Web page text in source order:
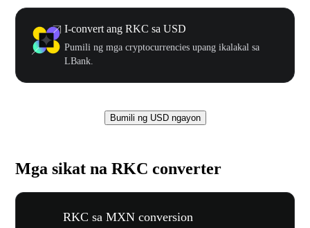
I-convert ang RKC sa USD
Pumili ng mga cryptocurrencies upang ikalakal sa
LBank.
Bumili ng USD ngayon
Mga sikat na RKC converter
RKC sa MXN conversion